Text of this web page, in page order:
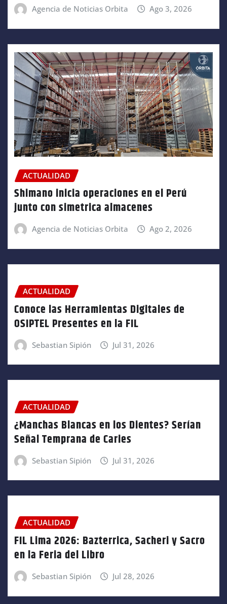
Agencia de Noticias Orbita Ago 3, 2026
ACTUALIDAD
Shimano inicia operaciones en el Perú
junto con simetrica almacenes
Agencia de Noticias Orbita Ago 2, 2026
ACTUALIDAD
Conoce las Herramientas Digitales de
OSIPTEL Presentes en la FIL
Sebastian Sipión Jul 31, 2026
ACTUALIDAD
¿Manchas Blancas en los Dientes? Serían
Señal Temprana de Caries
Sebastian Sipión Jul 31, 2026
ACTUALIDAD
FIL Lima 2026: Bazterrica, Sacheri y Sacro
en la Feria del Libro
Sebastian Sipión Jul 28, 2026